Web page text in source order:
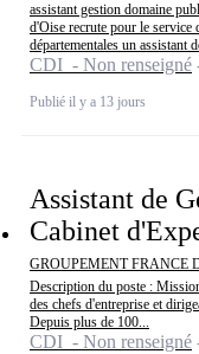
assistant gestion domaine
d'Oise recrute pour le service
départementales un assistant
CDI - Non renseigné
Publié il y a 13 jours
Assistant de
Cabinet
GROUPEMENT FRANCE
Description du poste :
des chefs d'entreprise et
Depuis plus de 100...
CDI - Non renseigné